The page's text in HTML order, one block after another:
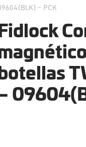
– PCK
Fidlock
botellas